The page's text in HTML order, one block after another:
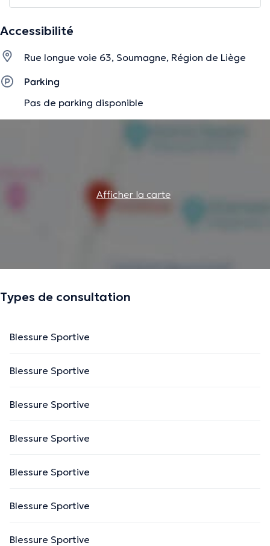
Accessibilité
Rue longue voie 63, Soumagne, Région de Liège
Parking
Pas de parking disponible
Afficher la carte
Types de consultation
Blessure Sportive
Blessure Sportive
Blessure Sportive
Blessure Sportive
Blessure Sportive
Blessure Sportive
Blessure Sportive